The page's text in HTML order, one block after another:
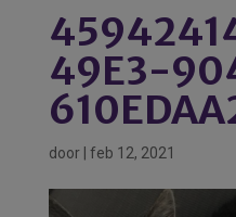
49E3-
door feb 12, 2021